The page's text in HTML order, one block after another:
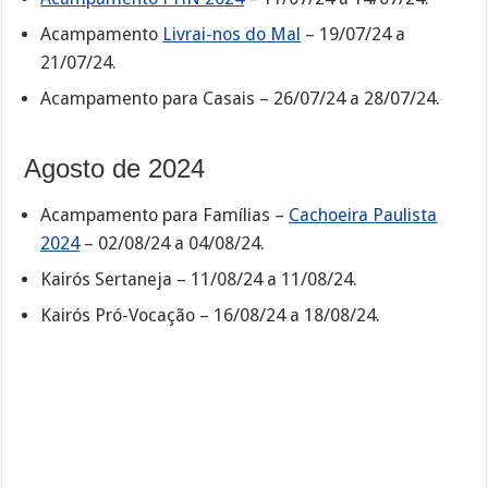
Acampamento Livrai-nos do Mal – 19/07/24 a
21/07/24.
Acampamento para Casais – 26/07/24 a 28/07/24.
Agosto de 2024
Acampamento para Famílias – Cachoeira Paulista
2024– 02/08/24 a 04/08/24.
Kairós Sertaneja – 11/08/24 a 11/08/24.
Kairós Pró-Vocação – 16/08/24 a 18/08/24.